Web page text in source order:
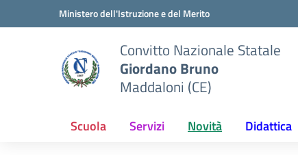
Vai ai contenuti
Vai al menu di navigazioneMinistero dell'Istruzione e del Merito
Convitto Nazionale Statale
Giordano Bruno
Maddaloni (CE)
Scuola Servizi Novità Didattica